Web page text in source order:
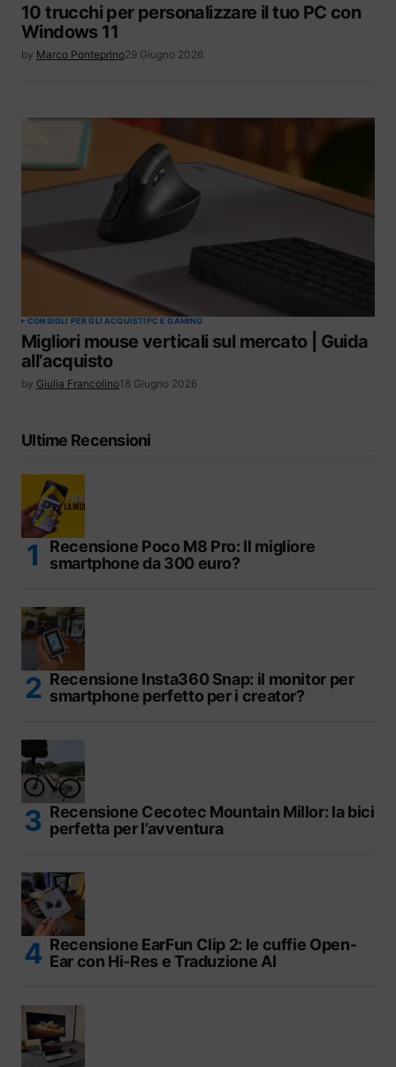
10 trucchi per personalizzare il tuo PC con
Windows 11
by Marco Ponteprino29 Giugno 2026
CONSIGLI PER GLI ACQUISTIPC E GAMING
Migliori mouse verticali sul mercato | Guida
all’acquisto
by Giulia Francolino18 Giugno 2026
Ultime Recensioni
Recensione Poco M8 Pro: Il migliore
smartphone da 300 euro?
Recensione Insta360 Snap: il monitor per
smartphone perfetto per i creator?
Recensione Cecotec Mountain Millor: la bici
perfetta per l’avventura
Recensione EarFun Clip 2: le cuffie Open-
Ear con Hi-Res e Traduzione AI